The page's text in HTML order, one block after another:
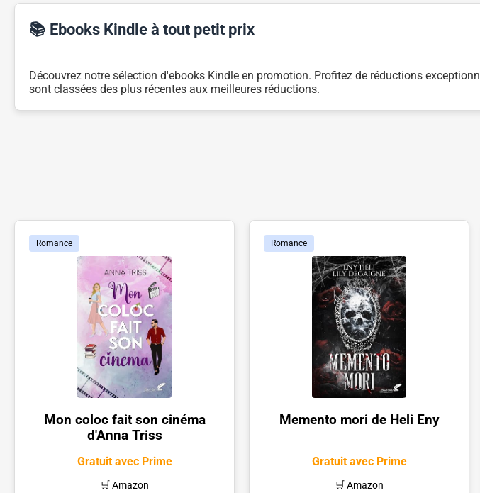
📚 Ebooks Kindle à tout petit prix
Découvrez notre sélection d'ebooks Kindle en promotion. Profitez de réductions
sont classées des plus récentes aux meilleures réductions.
Romance
Mon coloc fait son cinéma
d'Anna Triss
Gratuit avec Prime
🛒 Amazon
Romance
Memento mori de Heli Eny
Gratuit avec Prime
🛒 Amazon